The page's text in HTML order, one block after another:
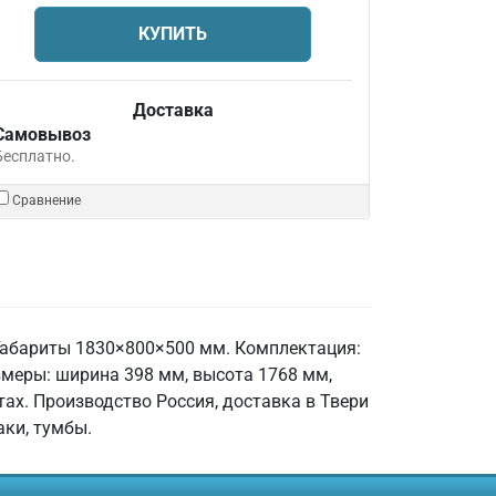
КУПИТЬ
Доставка
Сравнение
1830×800×500 мм. Комплектация:
ширина 398 мм, высота 1768 мм,
Производство Россия, доставка в Твери
тумбы.